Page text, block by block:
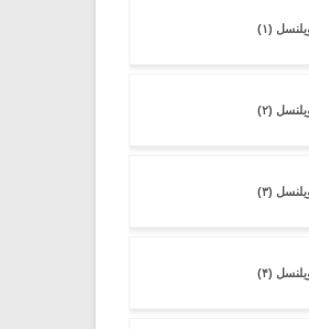
(۱)
(۲)
(۳)
(۴)